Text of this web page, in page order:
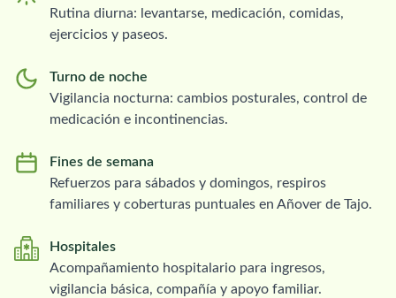
Rutina diurna: levantarse, medicación, comidas,
ejercicios y paseos.
Turno de noche
Vigilancia nocturna: cambios posturales, control de
medicación e incontinencias.
Fines de semana
Refuerzos para sábados y domingos, respiros
familiares y coberturas puntuales en Añover de Tajo.
Hospitales
Acompañamiento hospitalario para ingresos,
vigilancia básica, compañía y apoyo familiar.